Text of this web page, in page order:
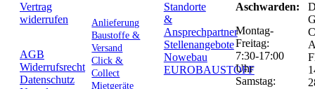
Vertrag
widerrufen
AGB
Widerrufsrecht
Datenschutz
Anlieferung
Baustoffe &
Versand
Click &
Collect
Mietgeräte
Standorte
&
Ansprechpartner
Stellenangebote
Nowebau
EUROBAUSTOFF
Aschwarden:
Montag-
Freitag:
7:30-17:00
Uhr
Samstag: